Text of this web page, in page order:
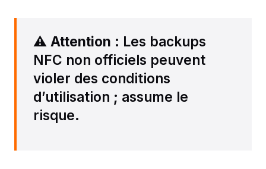
⚠️ Attention : Les backups
NFC non officiels peuvent
violer des conditions
d’utilisation ; assume le
risque.